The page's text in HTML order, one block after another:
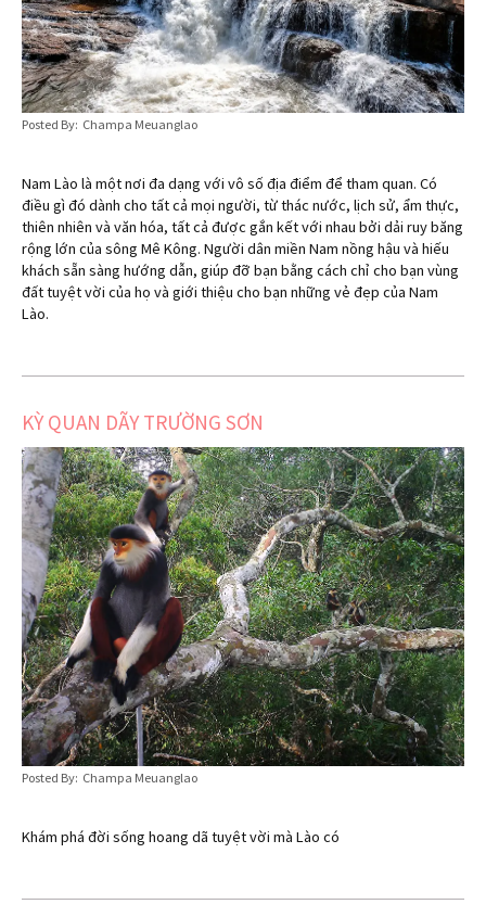
Posted By: Champa Meuanglao
Nam Lào là một nơi đa dạng với vô số địa điểm để tham quan. Có
điều gì đó dành cho tất cả mọi người, từ thác nước, lịch sử, ẩm thực,
thiên nhiên và văn hóa, tất cả được gắn kết với nhau bởi dải ruy băng
rộng lớn của sông Mê Kông. Người dân miền Nam nồng hậu và hiếu
khách sẵn sàng hướng dẫn, giúp đỡ bạn bằng cách chỉ cho bạn vùng
đất tuyệt vời của họ và giới thiệu cho bạn những vẻ đẹp của Nam
Lào.
KỲ QUAN DÃY TRƯỜNG SƠN
Posted By: Champa Meuanglao
Khám phá đời sống hoang dã tuyệt vời mà Lào có